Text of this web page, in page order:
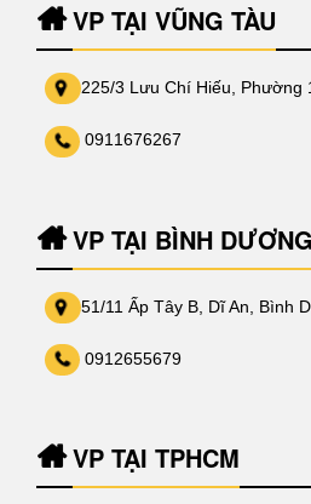
VP TẠI VŨNG TÀU
225/3 Lưu Chí Hiếu, Phường
0911676267
VP TẠI BÌNH DƯƠNG
51/11 Ấp Tây B, Dĩ An, Bình
0912655679
VP TẠI TPHCM